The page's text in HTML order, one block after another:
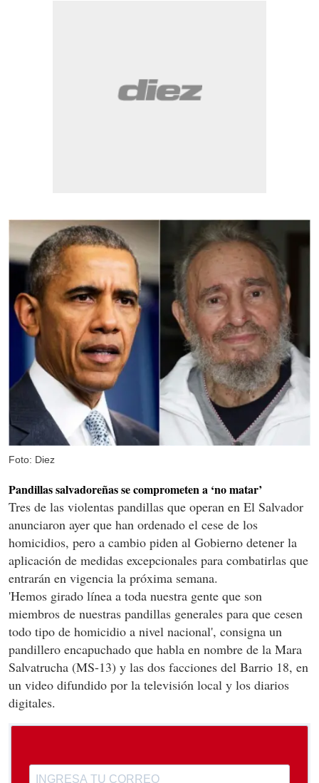
Foto: Diez
Pandillas salvadoreñas se comprometen a ‘no matar’
Tres de las violentas pandillas que operan en El Salvador
anunciaron ayer que han ordenado el cese de los
homicidios, pero a cambio piden al Gobierno detener la
aplicación de medidas excepcionales para combatirlas que
entrarán en vigencia la próxima semana.
'Hemos girado línea a toda nuestra gente que son
miembros de nuestras pandillas generales para que cesen
todo tipo de homicidio a nivel nacional', consigna un
pandillero encapuchado que habla en nombre de la Mara
Salvatrucha (MS-13) y las dos facciones del Barrio 18, en
un video difundido por la televisión local y los diarios
digitales.